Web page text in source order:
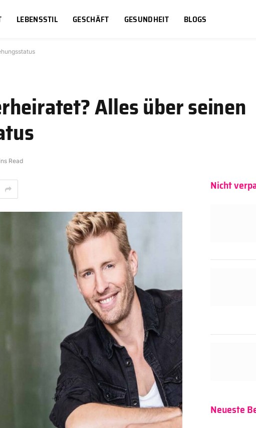
LEBENSSTIL GESCHÄFT GESUNDHEIT BLOGS
Alles über seinen
Read
Nicht
Neueste